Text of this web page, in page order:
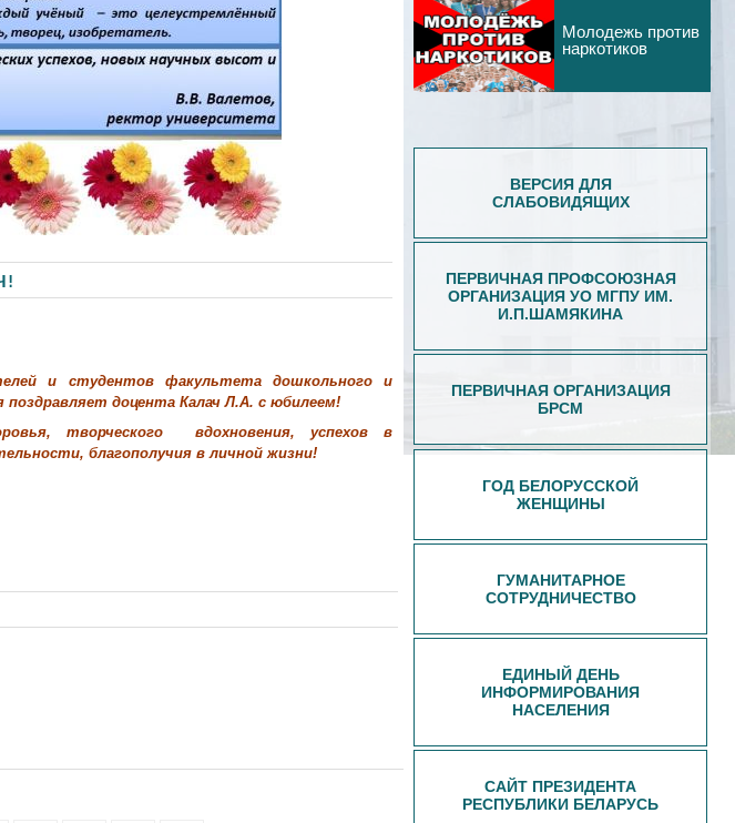
и студентов факультета дошкольного и
поздравляет доцента Калач Л.А. с юбилеем!
творческого вдохновения, успехов в
благополучия в личной жизни!
Молодежь против
наркотиков
ВЕРСИЯ ДЛЯ
СЛАБОВИДЯЩИХ
ПЕРВИЧНАЯ ПРОФСОЮЗНАЯ
ОРГАНИЗАЦИЯ УО МГПУ ИМ.
И.П.ШАМЯКИНА
ПЕРВИЧНАЯ ОРГАНИЗАЦИЯ
БРСМ
ГОД БЕЛОРУССКОЙ
ЖЕНЩИНЫ
ГУМАНИТАРНОЕ
СОТРУДНИЧЕСТВО
ЕДИНЫЙ ДЕНЬ
ИНФОРМИРОВАНИЯ
НАСЕЛЕНИЯ
САЙТ ПРЕЗИДЕНТА
РЕСПУБЛИКИ БЕЛАРУСЬ